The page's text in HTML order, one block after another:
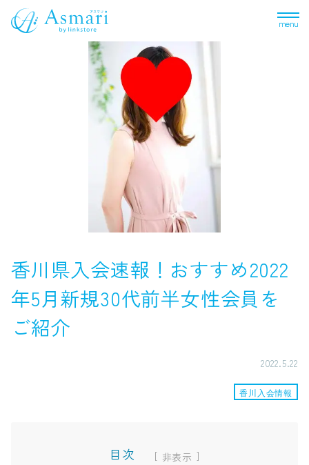
menu
香川県入会速報！おすすめ2022
年5月新規30代前半女性会員を
ご紹介
2022.5.22
香川入会情報
目次 [
]